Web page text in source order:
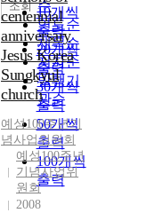
순
연도순
제목순
저자순
발행기
관순
10개씩
출력
20개씩
출력
30개씩
출력
50개씩
출력
100개씩
출력
조회
centennial
anniversary
Jesus Korea
Sungkyul
church
예성100주년기
념사업위원회
예성100주년
기념사업위
원회
2008